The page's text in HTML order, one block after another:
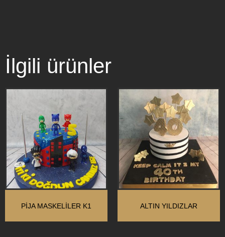
İlgili ürünler
PİJA MASKELİLER K1 ALTIN YILDIZLAR